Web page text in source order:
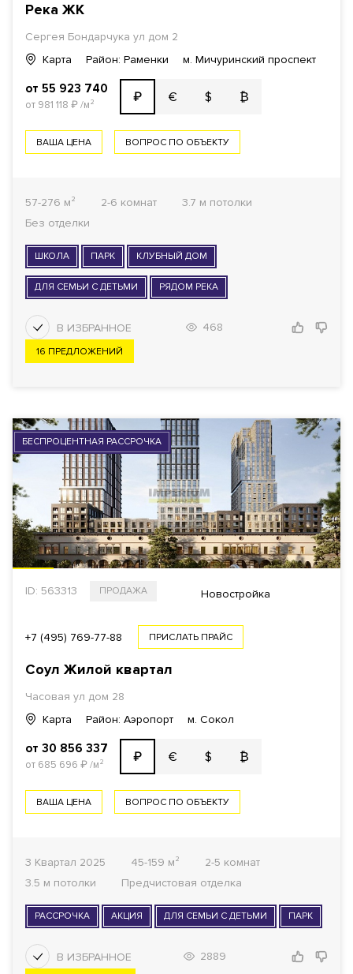
Река ЖК
Сергея Бондарчука ул дом 2
Карта
Район: Раменки м. Мичуринский проспект
от 55 923 740
от 981 118 ₽/м² ₽ € $ ₿
ВАША ЦЕНА ВОПРОС ПО ОБЪЕКТУ
57-276 м² 2-6 комнат
3.7 м потолки
Без отделки
ШКОЛА ПАРК КЛУБНЫЙ ДОМ
ДЛЯ СЕМЬИ С ДЕТЬМИ РЯДОМ РЕКА
468
16 ПРЕДЛОЖЕНИЙ
БЕСПРОЦЕНТНАЯ РАССРОЧКА
ID: 563313 ПРОДАЖА Новостройка
+7 (495) 769-77-88 ПРИСЛАТЬ ПРАЙС
Соул Жилой квартал
Часовая ул дом 28
Карта
Район: Аэропорт м. Сокол
от 30 856 337
от 685 696 ₽/м² ₽ € $ ₿
ВАША ЦЕНА ВОПРОС ПО ОБЪЕКТУ
3 Квартал 2025 45-159 м²
2-5 комнат
3.5 м потолки
Предчистовая отделка
РАССРОЧКА АКЦИЯ ДЛЯ СЕМЬИ С ДЕТЬМИ ПАРК
2889